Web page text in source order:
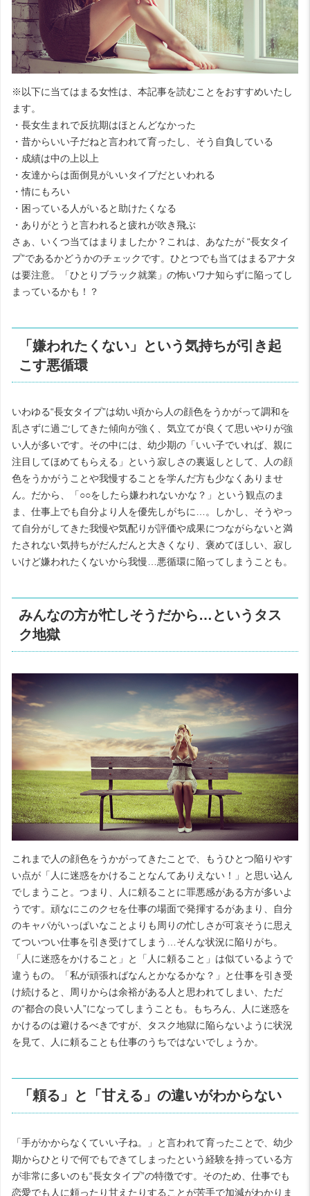
※以下に当てはまる女性は、本記事を読むことをおすすめいたし
ます。
・長女生まれで反抗期はほとんどなかった
・昔からいい子だねと言われて育ったし、そう自負している
・成績は中の上以上
・友達からは面倒見がいいタイプだといわれる
・情にもろい
・困っている人がいると助けたくなる
・ありがとうと言われると疲れが吹き飛ぶ
さぁ、いくつ当てはまりましたか？これは、あなたが “長女タイ
プ”であるかどうかのチェックです。ひとつでも当てはまるアナタ
は要注意。「ひとりブラック就業」の怖いワナ知らずに陥ってし
まっているかも！？
「嫌われたくない」という気持ちが引き起
こす悪循環
いわゆる“長女タイプ”は幼い頃から人の顔色をうかがって調和を
乱さずに過ごしてきた傾向が強く、気立てが良くて思いやりが強
い人が多いです。その中には、幼少期の「いい子でいれば、親に
注目してほめてもらえる」という寂しさの裏返しとして、人の顔
色をうかがうことや我慢することを学んだ方も少なくありませ
ん。だから、「○○をしたら嫌われないかな？」という観点のま
ま、仕事上でも自分より人を優先しがちに…。しかし、そうやっ
て自分がしてきた我慢や気配りが評価や成果につながらないと満
たされない気持ちがだんだんと大きくなり、褒めてほしい、寂し
いけど嫌われたくないから我慢…悪循環に陥ってしまうことも。
みんなの方が忙しそうだから…というタス
ク地獄
これまで人の顔色をうかがってきたことで、もうひとつ陥りやす
い点が「人に迷惑をかけることなんてありえない！」と思い込ん
でしまうこと。つまり、人に頼ることに罪悪感がある方が多いよ
うです。頑なにこのクセを仕事の場面で発揮するがあまり、自分
のキャパがいっぱいなことよりも周りの忙しさが可哀そうに思え
てついつい仕事を引き受けてしまう…そんな状況に陥りがち。
「人に迷惑をかけること」と「人に頼ること」は似ているようで
違うもの。「私が頑張ればなんとかなるかな？」と仕事を引き受
け続けると、周りからは余裕がある人と思われてしまい、ただ
の“都合の良い人”になってしまうことも。もちろん、人に迷惑を
かけるのは避けるべきですが、タスク地獄に陥らないように状況
を見て、人に頼ることも仕事のうちではないでしょうか。
「頼る」と「甘える」の違いがわからない
「手がかからなくていい子ね。」と言われて育ったことで、幼少
期からひとりで何でもできてしまったという経験を持っている方
が非常に多いのも“長女タイプ”の特徴です。そのため、仕事でも
恋愛でも人に頼ったり甘えたりすることが苦手で加減がわかりま